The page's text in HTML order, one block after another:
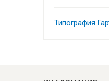
Типография